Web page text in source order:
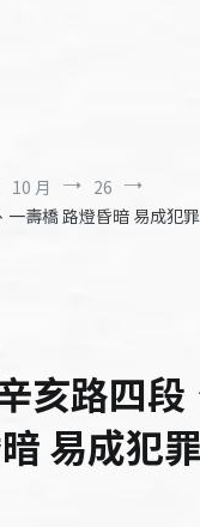
10 月
26
壽橋 路燈昏暗 易成犯
亥路四段
易成犯